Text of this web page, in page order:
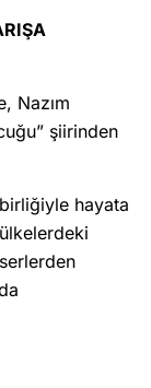
Nazım
şiirinden
hayata